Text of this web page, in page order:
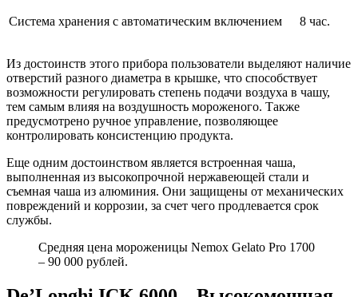
Система хранения с автоматическим включением 8 час.
Из достоинств этого прибора пользователи выделяют наличие
отверстий разного диаметра в крышке, что способствует
возможности регулировать степень подачи воздуха в чашу,
тем самым влияя на воздушность мороженого. Также
предусмотрено ручное управление, позволяющее
контролировать консистенцию продукта.
Еще одним достоинством является встроенная чаша,
выполненная из высокопрочной нержавеющей стали и
съемная чаша из алюминия. Они защищены от механических
повреждений и коррозии, за счет чего продлевается срок
службы.
Средняя цена мороженицы Nemox Gelato Pro 1700
– 90 000 рублей.